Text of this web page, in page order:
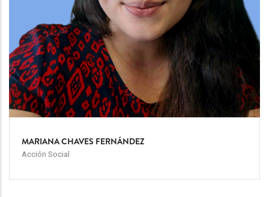
MARIANA CHAVES FERNÁNDEZ
Acción Social